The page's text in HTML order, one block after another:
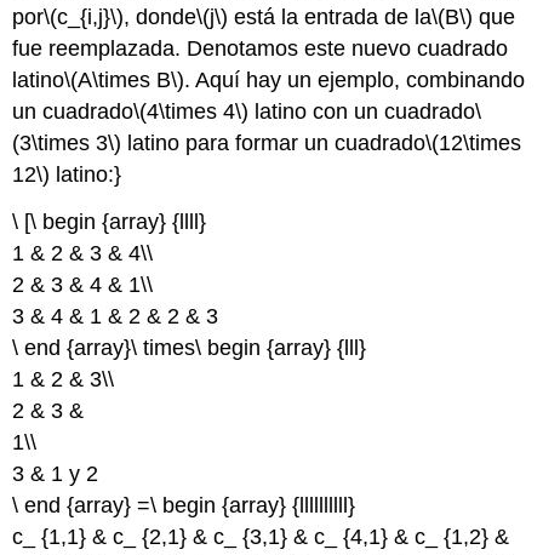
por\(c_{i,j}\), donde\(j\) está la entrada de la\(B\) que
fue reemplazada. Denotamos este nuevo cuadrado
latino\(A\times B\). Aquí hay un ejemplo, combinando
un cuadrado\(4\times 4\) latino con un cuadrado\
(3\times 3\) latino para formar un cuadrado\(12\times
12\) latino:}
\ [\ begin {array} {llll}
1 & 2 & 3 & 4\\
2 & 3 & 4 & 1\\
3 & 4 & 1 & 2 & 2 & 3
\ end {array}\ times\ begin {array} {lll}
1 & 2 & 3\\
2 & 3 &
1\\
3 & 1 y 2
\ end {array} =\ begin {array} {llllllllll}
c_ {1,1} & c_ {2,1} & c_ {3,1} & c_ {4,1} & c_ {1,2} &